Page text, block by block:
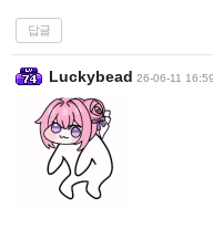
답글
Luckybead 26-06-11 16:59